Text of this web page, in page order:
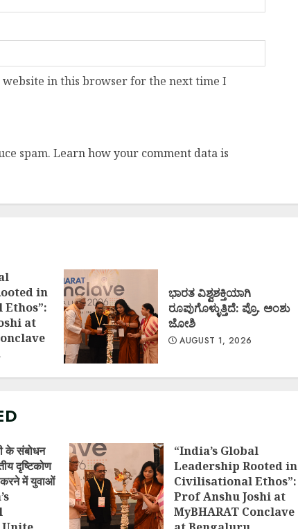
website in this browser for the next time I
spam. Learn how your comment data is
in
at
ಭಾರತ ವಿಶ್ವಶಕ್ತಿಯಾಗಿ
ರೂಪುಗೊಳ್ಳುತ್ತಿದೆ: ಪ್ರೊ. ಅಂಶು
ಜೋಶಿ
AUGUST 1, 2026
के संबोधन
दृष्टिकोण
में युवाओं
“India’s Global
Leadership Rooted in
Civilisational Ethos”:
Prof Anshu Joshi at
MyBHARAT Conclave